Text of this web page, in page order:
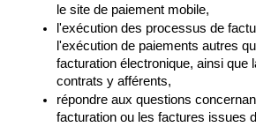
le site de paiement mobile,
l'exécution des processus de
l'exécution de paiements autres
facturation électronique, ainsi que
contrats y afférents,
répondre aux questions
facturation ou les factures issues